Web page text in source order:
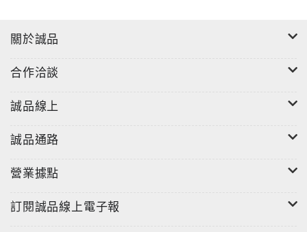
關於誠品
合作洽談
誠品線上
誠品通路
營業據點
訂閱誠品線上電子報